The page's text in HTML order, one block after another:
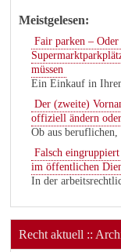
Meistgelesen:
Fair parken –
müssen
Ein Einkauf in
Der (zweite)
offiziell ändern
Ob aus
Falsch
im öffentlichen
In der
Recht aktuell ::